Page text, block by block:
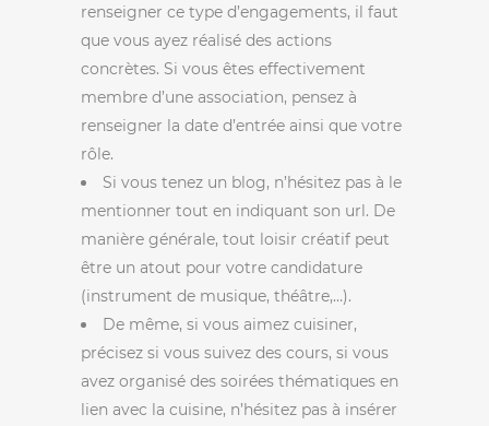
renseigner ce type d’engagements, il faut
que vous ayez réalisé des actions
concrètes. Si vous êtes effectivement
membre d’une association, pensez à
renseigner la date d’entrée ainsi que votre
rôle.
Si vous tenez un blog, n’hésitez pas à le
mentionner tout en indiquant son url. De
manière générale, tout loisir créatif peut
être un atout pour votre candidature
(instrument de musique, théâtre,…).
De même, si vous aimez cuisiner,
précisez si vous suivez des cours, si vous
avez organisé des soirées thématiques en
lien avec la cuisine, n’hésitez pas à insérer